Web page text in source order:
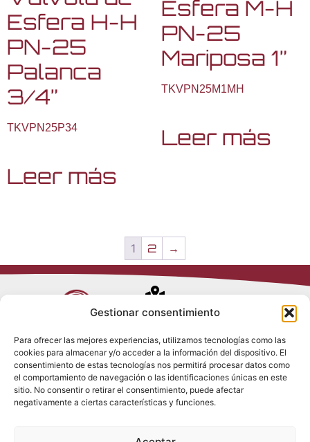
Gestionar consentimiento
Para ofrecer las mejores experiencias, utilizamos tecnologías como las
cookies para almacenar y/o acceder a la información del dispositivo. El
consentimiento de estas tecnologías nos permitirá procesar datos como
el comportamiento de navegación o las identificaciones únicas en este
sitio. No consentir o retirar el consentimiento, puede afectar
negativamente a ciertas características y funciones.
Esfera H-H
PN-25
Palanca
3/4”
TKVPN25P34
Leer más
Esfera M-H
PN-25
Mariposa 1”
TKVPN25M1MH
Leer más
1 2 →
Avenida de
28017 Madrid
(España)
(+34) 910 917
Política de
Privacidad
Política de
Cookies